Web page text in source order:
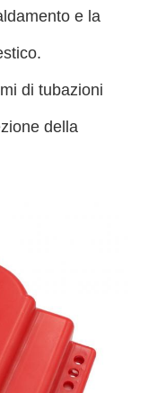
e la
di tubazioni
della